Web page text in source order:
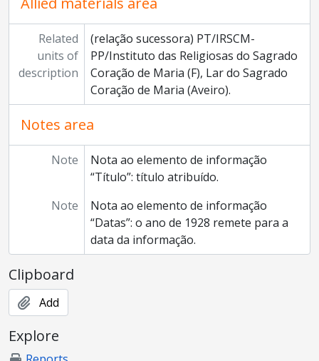
Related
units of
description
(relação sucessora) PT/IRSCM-
PP/Instituto das Religiosas do Sagrado
Coração de Maria (F), Lar do Sagrado
Coração de Maria (Aveiro).
Notes area
Note
Nota ao elemento de informação
“Título”: título atribuído.
Note
Nota ao elemento de informação
“Datas”: o ano de 1928 remete para a
data da informação.
Clipboard
Add
Explore